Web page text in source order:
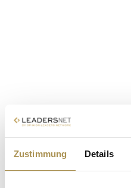
Zustimmung Details